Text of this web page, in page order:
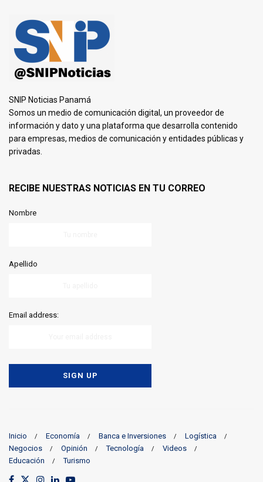
SNIP Noticias Panamá
Somos un medio de comunicación digital, un proveedor de
información y dato y una plataforma que desarrolla contenido
para empresas, medios de comunicación y entidades públicas y
privadas.
RECIBE NUESTRAS NOTICIAS EN TU CORREO
Nombre
Apellido
Email address:
Inicio Economía Banca e Inversiones
Logística
Negocios
Opinión Tecnología
Videos
Educación
Turismo